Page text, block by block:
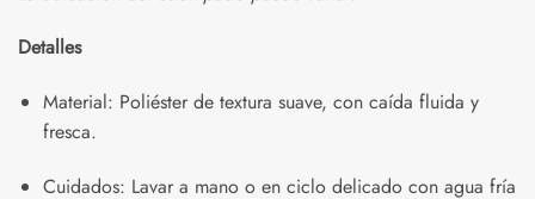
Detalles
Material: Poliéster de textura suave, con caída fluida y
fresca.
Cuidados: Lavar a mano o en ciclo delicado con agua fría